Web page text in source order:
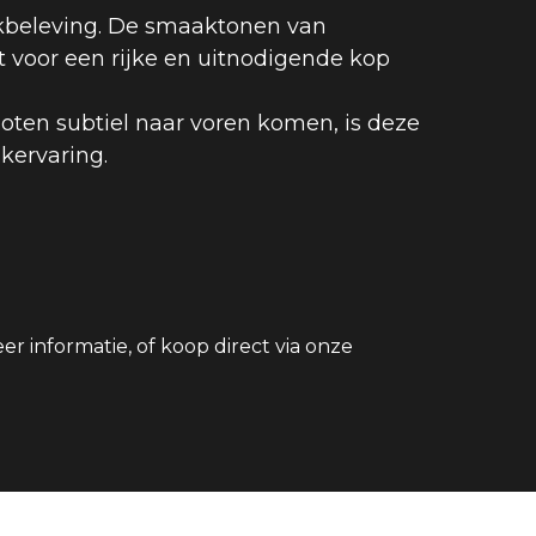
De smaaktonen van
een rijke en uitnodigende kop
subtiel naar voren komen, is deze